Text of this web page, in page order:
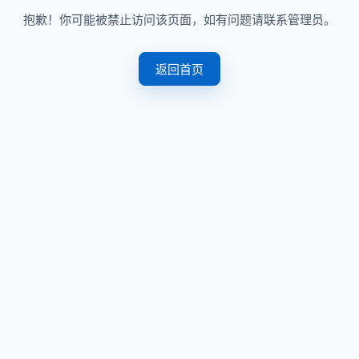
抱歉！你可能被禁止访问该页面，如有问题请联系管理员。
返回首页